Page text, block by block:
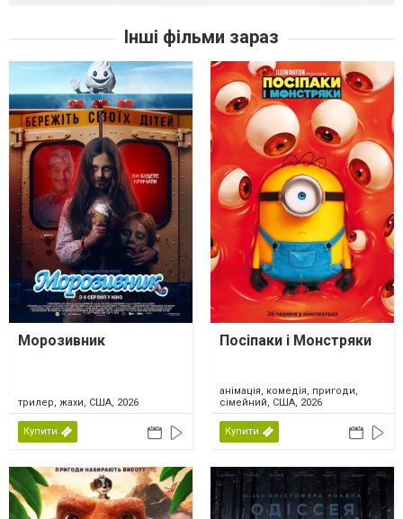
Інші фільми зараз
Морозивник
трилер, жахи, США, 2026
Купити
Посіпаки і Монстряки
анімація, комедія, пригоди,
сімейний, США, 2026
Купити